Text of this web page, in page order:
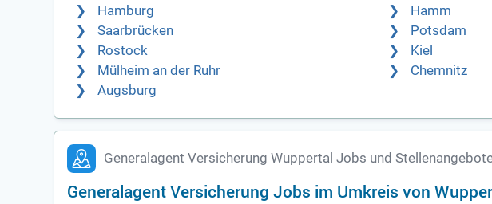
Hamburg
Hamm
Saarbrücken
Potsdam
Rostock
Kiel
Mülheim an der Ruhr
Chemnitz
Augsburg
Generalagent Versicherung Wuppertal Jobs und
Generalagent Versicherung Jobs im Umkreis von